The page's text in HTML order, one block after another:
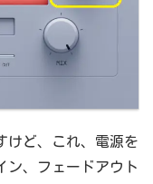
けど、これ、電源を
ン、フェードアウト